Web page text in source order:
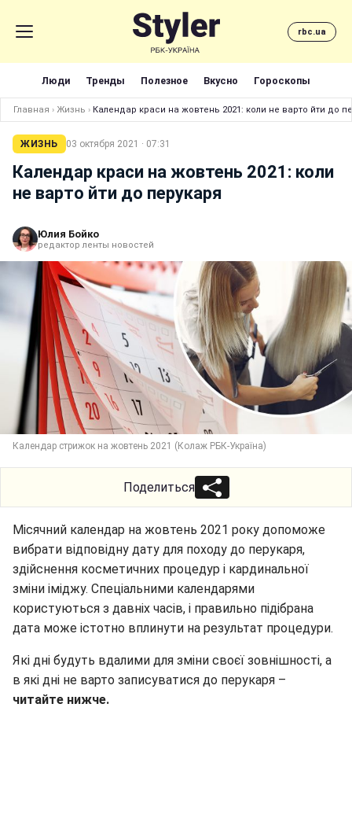
rbc.ua
Люди Тренды Полезное Вкусно Гороскопы
Главная › Жизнь › Календар краси на жовтень 2021: коли не варто йти до
ЖИЗНЬ 03 октября 2021 · 07:31
Календар краси на жовтень 2021: коли
не варто йти до перукаря
Юлия Бойко
редактор ленты новостей
Календар стрижок на жовтень 2021 (Колаж РБК-Україна)
Поделиться
Місячний календар на жовтень 2021 року допоможе
вибрати відповідну дату для походу до перукаря,
здійснення косметичних процедур і кардинальної
зміни іміджу. Спеціальними календарями
користуються з давніх часів, і правильно підібрана
дата може істотно вплинути на результат процедури.
Які дні будуть вдалими для зміни своєї зовнішності, а
в які дні не варто записуватися до перукаря –
читайте нижче.